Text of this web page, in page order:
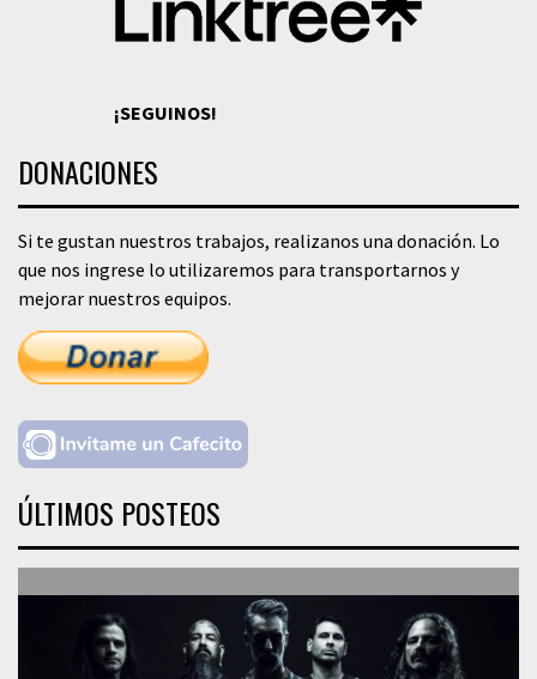
¡SEGUINOS!
DONACIONES
Si te gustan nuestros trabajos, realizanos una donación. Lo
que nos ingrese lo utilizaremos para transportarnos y
mejorar nuestros equipos.
ÚLTIMOS POSTEOS